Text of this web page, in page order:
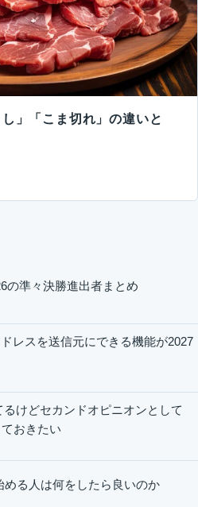
」「こま切れ」の違いと
の準々決勝進出者まとめ
レスを送信元にできる機能が2027
けどセカンドオピニオンとして
おきたい
る人は何をしたら良いのか